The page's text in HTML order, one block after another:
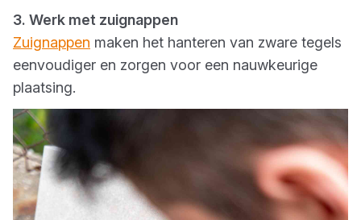
3. Werk met zuignappen
Zuignappen maken het hanteren van zware tegels
eenvoudiger en zorgen voor een nauwkeurige
plaatsing.